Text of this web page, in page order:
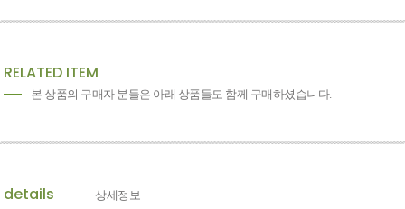
RELATED ITEM
본 상품의 구매자 분들은 아래 상품들도 함께 구매하셨습니다.
details 상세정보